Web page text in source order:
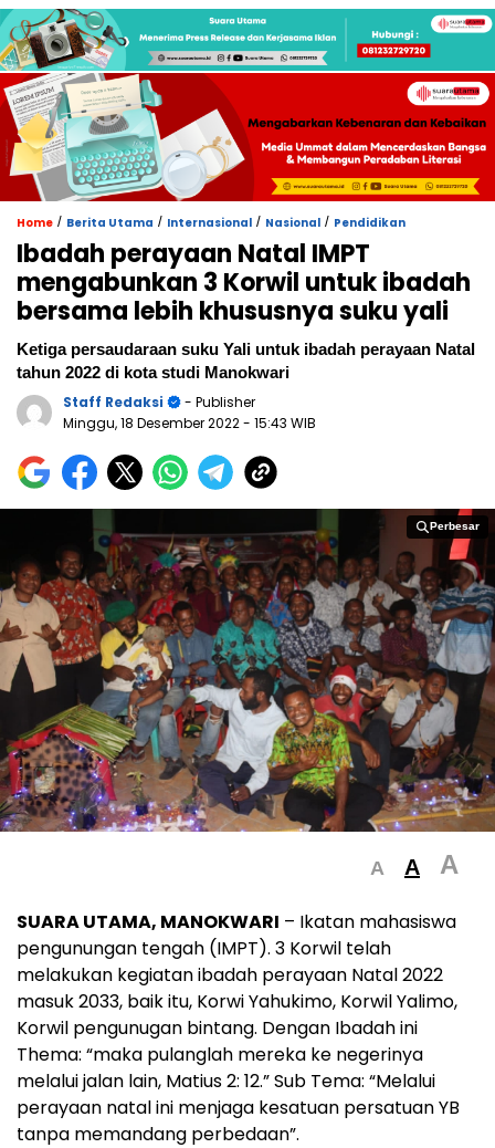
Home / Berita Utama / Internasional / Nasional / Pendidikan
Ibadah perayaan Natal IMPT
mengabunkan 3 Korwil untuk ibadah
bersama lebih khususnya suku yali
Ketiga persaudaraan suku Yali untuk ibadah perayaan Natal
tahun 2022 di kota studi Manokwari
Staff Redaksi
- Publisher
Minggu, 18 Desember 2022- 15:43 WIB
Perbesar
Perbesar
A A A
SUARA UTAMA, MANOKWARI – Ikatan mahasiswa
pengunungan tengah (IMPT). 3 Korwil telah
melakukan kegiatan ibadah perayaan Natal 2022
masuk 2033, baik itu, Korwi Yahukimo, Korwil Yalimo,
Korwil pengunugan bintang. Dengan Ibadah ini
Thema: “maka pulanglah mereka ke negerinya
melalui jalan lain, Matius 2: 12.” Sub Tema: “Melalui
perayaan natal ini menjaga kesatuan persatuan YB
tanpa memandang perbedaan”.